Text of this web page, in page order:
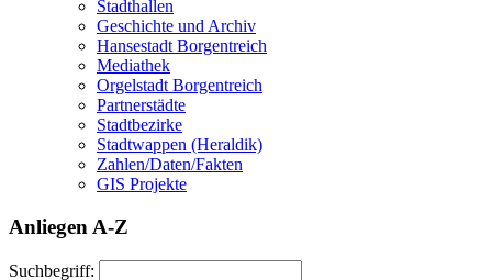
Stadthallen
Geschichte und Archiv
Hansestadt Borgentreich
Mediathek
Orgelstadt Borgentreich
Partnerstädte
Stadtbezirke
Stadtwappen (Heraldik)
Zahlen/Daten/Fakten
GIS Projekte
Anliegen A-Z
Suchbegriff: